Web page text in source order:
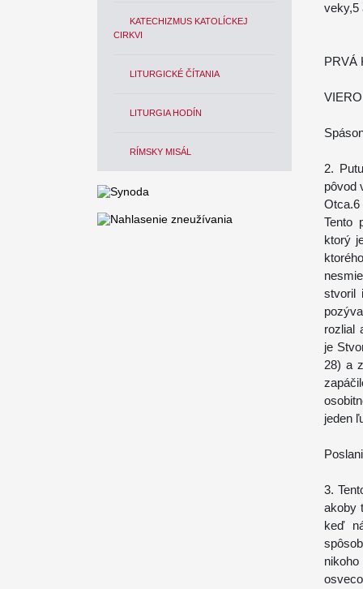
KATECHIZMUS KATOLÍCKEJ
CIRKVI
LITURGICKÉ ČÍTANIA
LITURGIA HODÍN
RÍMSKY MISÁL
veky,5
PRVÁ
2.
pôvod
Otca.6
Tento
ktorý
stvoril
rozlial
je
28) a
jeden
3.
akoby
keď